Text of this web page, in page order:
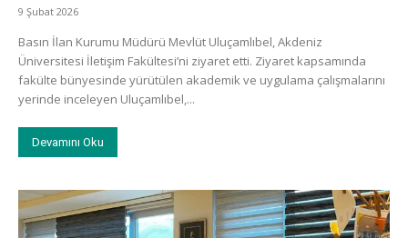
9 Şubat 2026
Basın İlan Kurumu Müdürü Mevlüt Uluçamlıbel, Akdeniz
Üniversitesi İletişim Fakültesi’ni ziyaret etti. Ziyaret kapsamında
fakülte bünyesinde yürütülen akademik ve uygulama çalışmalarını
yerinde inceleyen Uluçamlıbel,...
Devamını Oku